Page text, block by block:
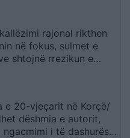
rajonal rikthen
në fokus, sulmet e
shtojnë rrezikun e
e 20-vjeçarit në Korçë/
dëshmia e autorit,
ngacmimi i të dashurës